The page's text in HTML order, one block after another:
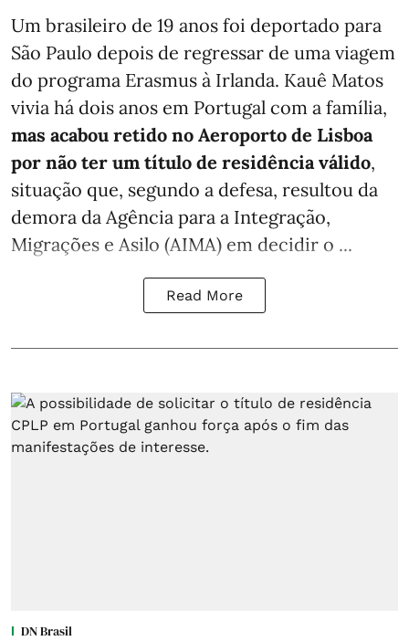
Um brasileiro de 19 anos foi deportado para
São Paulo depois de regressar de uma viagem
do programa Erasmus à Irlanda. Kauê Matos
vivia há dois anos em Portugal com a família,
mas acabou retido no Aeroporto de Lisboa
por não ter um título de residência válido,
situação que, segundo a defesa, resultou da
demora da Agência para a Integração,
Migrações e Asilo (AIMA) em decidir o ...
Read More
DN Brasil